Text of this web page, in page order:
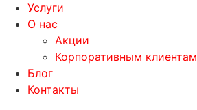
Услуги
О нас
Акции
Корпоративным клиентам
Блог
Контакты